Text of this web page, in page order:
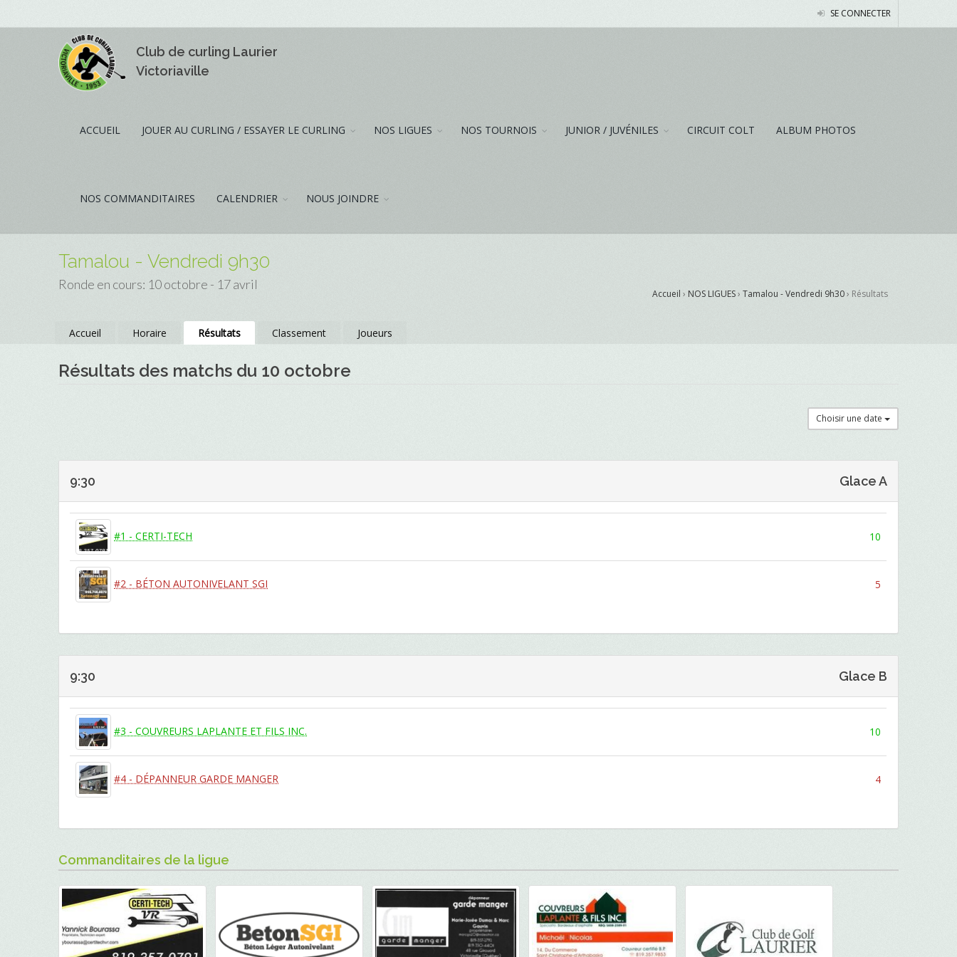
SE CONNECTER
Club de curling Laurier
Victoriaville
ACCUEIL JOUER AU CURLING / ESSAYER LE CURLING NOS LIGUES NOS TOURNOIS JUNIOR / JUVÉNILES CIRCUIT COLT ALBUM PHOTOS
NOS COMMANDITAIRES CALENDRIER NOUS JOINDRE
Tamalou - Vendredi 9h30
Ronde en cours: 10 octobre - 17 avril
Accueil › NOS LIGUES› Tamalou - Vendredi 9h30› Résultats
Accueil Horaire Résultats Classement Joueurs
Résultats des matchs du 10 octobre
Choisir une date
9:30 Glace A
#1 - CERTI-TECH 10
#2 - BÉTON AUTONIVELANT SGI 5
9:30 Glace B
#3 - COUVREURS LAPLANTE ET FILS INC. 10
#4 - DÉPANNEUR GARDE MANGER 4
Commanditaires de la ligue